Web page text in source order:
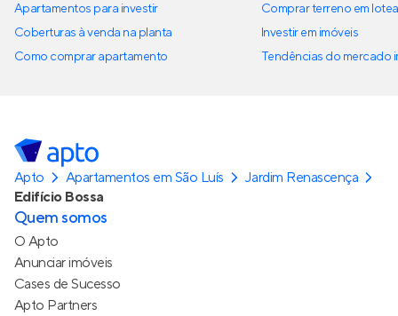
Apartamentos para investir
Coberturas à venda na planta
Como comprar apartamento
Comprar terreno em
Investir em imóveis
Tendências do mercado
Apto Apartamentos em São Luís
Jardim Renascença
Edifício Bossa
Quem somos
O Apto
Anunciar imóveis
Cases de Sucesso
Apto Partners